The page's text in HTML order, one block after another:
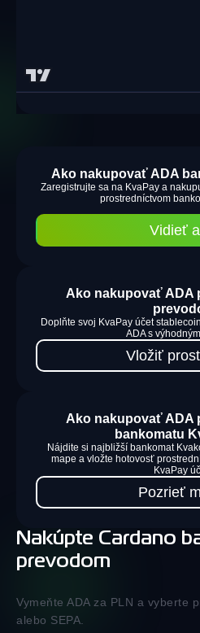
Nakúpte Cardano
prevodom
Vymeňte ADA za PLN a vyberte
alebo SEPA.
Ako nakupovať ADA
Zaregistrujte sa na KvaPay a
prostredníctvom
Vidieť
Ako nakupovať ADA
Doplňte svoj KvaPay účet
ADA s
Vložiť
Ako nakupovať ADA
bankomatu
Nájdite si najbližší bankomat
mape a vložte hotovosť
KvaPay
Pozrieť